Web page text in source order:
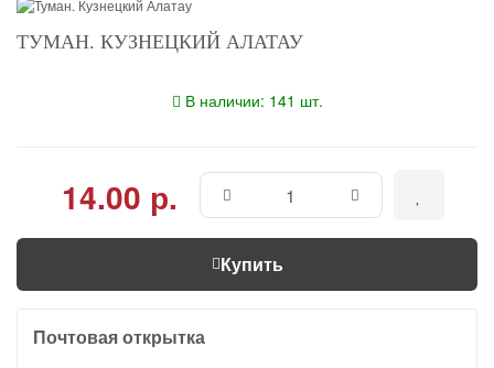
ТУМАН. КУЗНЕЦКИЙ АЛАТАУ
В наличии: 141 шт.
14.00 р.
Купить
Почтовая открытка